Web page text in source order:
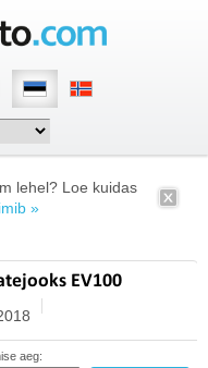
lehel? Loe kuidas
»
EV100
aeg: